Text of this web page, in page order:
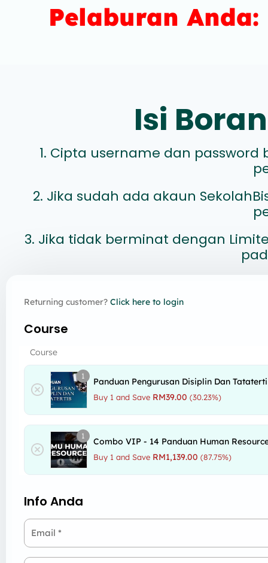
Pelaburan
Isi
1. Cipta username dan
2. Jika sudah ada akaun
3. Jika tidak berminat dengan
Returning customer? Click here to login
Course
Course
1
Panduan Pengurusan Disiplin Dan
Buy 1 and Save RM39.00 (30.23%)
1
Combo VIP - 14 Panduan Human
Buy 1 and Save RM1,139.00 (87.75%)
Info Anda
Email *